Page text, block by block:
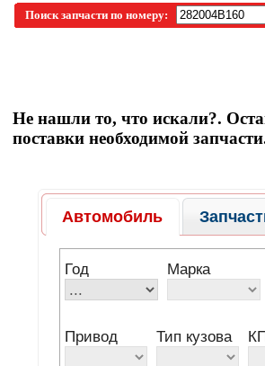
Поиск запчасти по номеру:
Не нашли то, что искали?.
поставки необходимой